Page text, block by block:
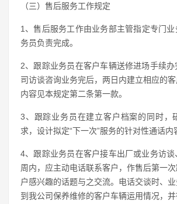
（三）售后服务工作规定
1、售后服务工作由业务部主管指定专门
务员负责完成。
2、跟踪业务员在客户车辆送修进场手续
司访谈咨询业务完后，两日内建立相应的
内容见本规定第二条第一款。
3、跟踪业务员在建立客户档案的同时，
求，设计拟定“下一次”服务的针对性通话内
4、跟踪业务员在客户接车出厂或业务访
周内，应主动电话联系客户，作售后第一
户感兴趣的话题与之交流。电话交谈时、
到我公司保养维修的客户车辆运用情况，